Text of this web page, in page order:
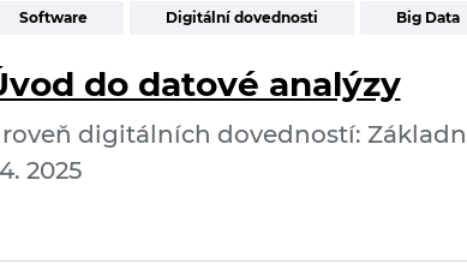
Software Digitální dovednosti Big Data
do datové analýzy
digitálních dovedností:
2025